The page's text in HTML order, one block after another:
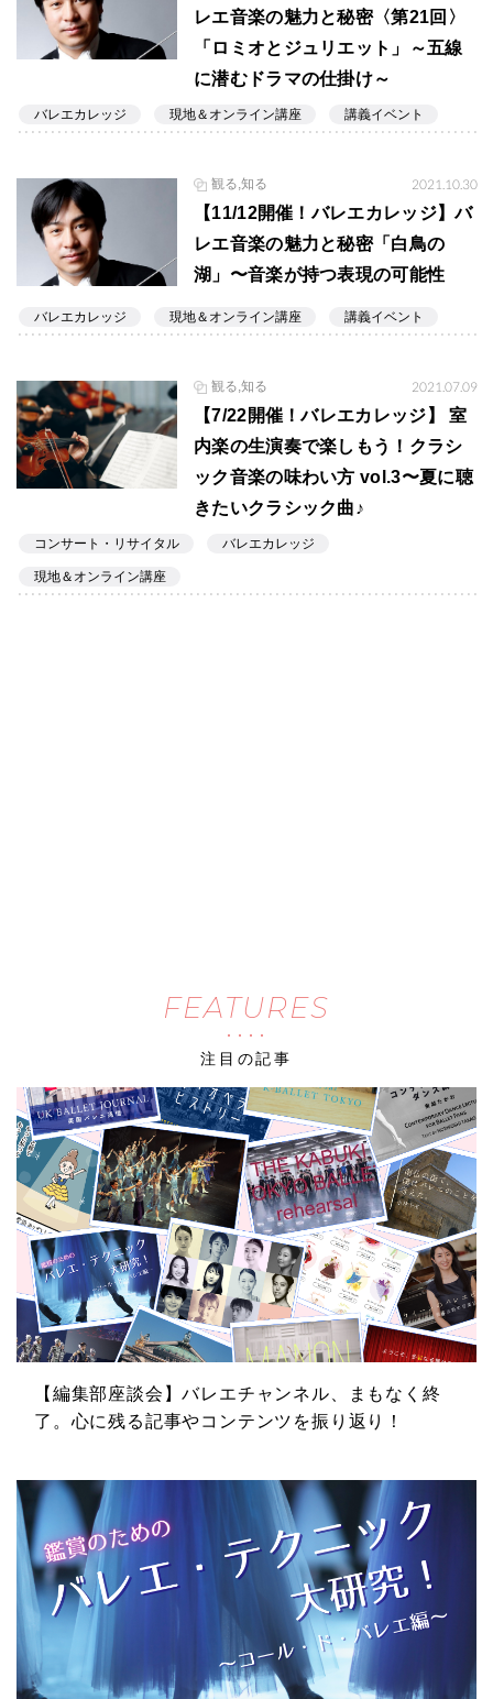
レエ音楽の魅力と秘密〈第21回〉
「ロミオとジュリエット」～五線
に潜むドラマの仕掛け～
バレエカレッジ 現地＆オンライン講座 講義イベント
観る,知る 2021.10.30
【11/12開催！バレエカレッジ】バ
レエ音楽の魅力と秘密「白鳥の
湖」〜音楽が持つ表現の可能性
バレエカレッジ 現地＆オンライン講座 講義イベント
観る,知る 2021.07.09
【7/22開催！バレエカレッジ】 室
内楽の生演奏で楽しもう！クラシ
ック音楽の味わい方 vol.3〜夏に聴
きたいクラシック曲♪
コンサート・リサイタル バレエカレッジ
現地＆オンライン講座
FEATURES
注目の記事
【編集部座談会】バレエチャンネル、まもなく終
了。心に残る記事やコンテンツを振り返り！